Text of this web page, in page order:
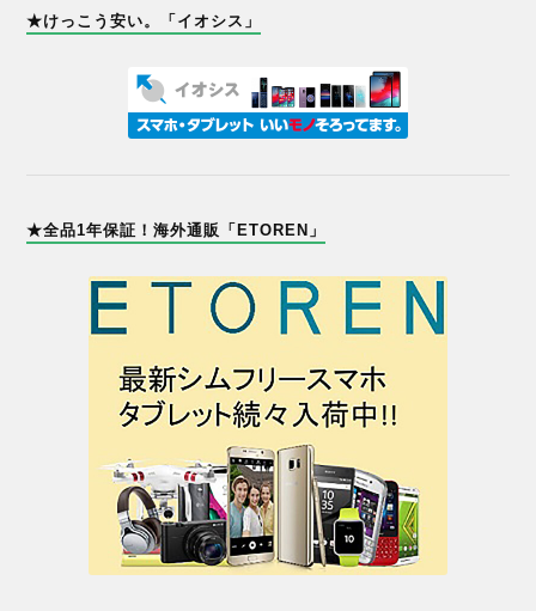
★けっこう安い。「イオシス」
★全品1年保証！海外通販「ETOREN」